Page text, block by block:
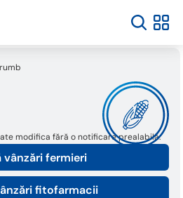
vânzări fermieri
fitofarmacii
modifica fără o notificare prealabilă.